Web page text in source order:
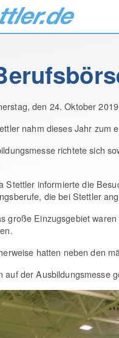
den 24. Oktober
nahm dieses Jahr zum
richtete sich
Stettler informierte die
die bei Stettler
große Einzugsgebiet
hatten neben den
auf der Ausbildungsmesse